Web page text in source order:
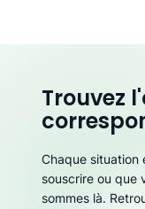
Trouvez
Chaque situation
souscrire ou que
sommes là.